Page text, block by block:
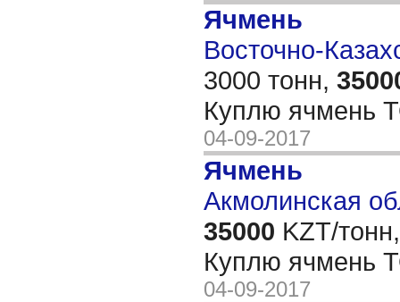
Ячмень
Восточно-
3000 тонн,
Куплю
04-09-2017
Ячмень
Акмолинская
35000 KZT/тонн,
Куплю
04-09-2017